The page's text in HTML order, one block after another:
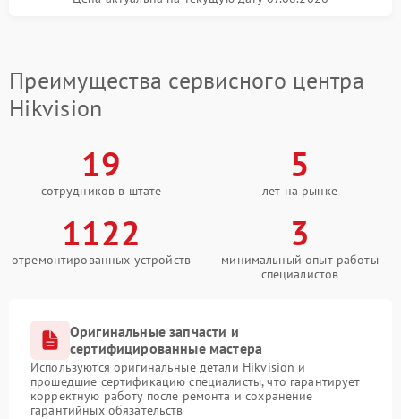
Преимущества сервисного центра
Hikvision
19
сотрудников в штате
5
лет на рынке
1122
отремонтированных устройств
3
минимальный опыт работы
специалистов
Оригинальные запчасти и
сертифицированные мастера
Используются оригинальные детали Hikvision и
прошедшие сертификацию специалисты, что гарантирует
корректную работу после ремонта и сохранение
гарантийных обязательств